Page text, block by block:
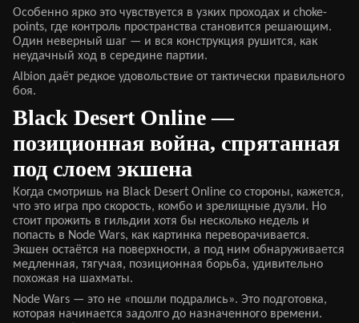
Особенно ярко это чувствуется в узких проходах и choke-
points, где контроль пространства становится решающим.
Один неверный шаг — и вся конструкция рушится, как
неудачный ход в середине партии.
Albion даёт редкое удовольствие от тактически правильного
боя.
Black Desert Online —
позиционная война, спрятанная
под слоем экшена
Когда смотришь на Black Desert Online со стороны, кажется,
что это игра про скорость, комбо и зрелищные дуэли. Но
стоит прожить в гильдии хотя бы несколько недель и
попасть в Node Wars, как картинка переворачивается.
Экшен остаётся на поверхности, а под ним обнаруживается
медленная, тягучая, позиционная борьба, удивительно
похожая на шахматы.
Node Wars — это не «пошли подрались». Это подготовка,
которая начинается задолго до назначенного времени.